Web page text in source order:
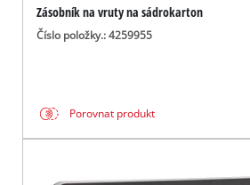
Zásobník na vruty na sádrokarton
Číslo položky.: 4259955
Porovnat produkt